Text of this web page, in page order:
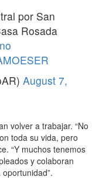
por San
Rosada
August 7,
volver a trabajar. “No
toda su vida, pero
“Y muchos tenemos
y colaboran